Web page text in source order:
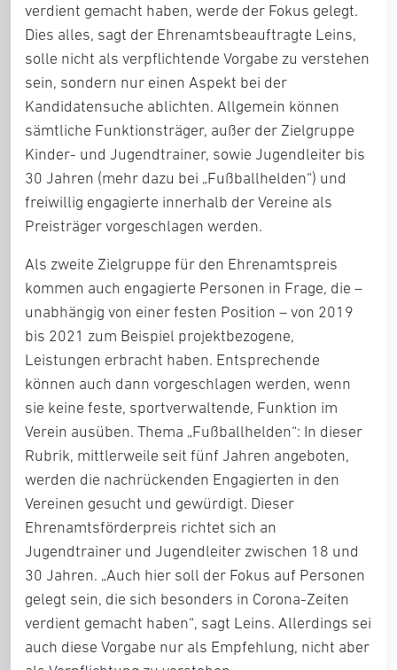
verdient gemacht haben, werde der Fokus gelegt.
Dies alles, sagt der Ehrenamtsbeauftragte Leins,
solle nicht als verpflichtende Vorgabe zu verstehen
sein, sondern nur einen Aspekt bei der
Kandidatensuche ablichten. Allgemein können
sämtliche Funktionsträger, außer der Zielgruppe
Kinder- und Jugendtrainer, sowie Jugendleiter bis
30 Jahren (mehr dazu bei „Fußballhelden“) und
freiwillig engagierte innerhalb der Vereine als
Preisträger vorgeschlagen werden.
Als zweite Zielgruppe für den Ehrenamtspreis
kommen auch engagierte Personen in Frage, die –
unabhängig von einer festen Position – von 2019
bis 2021 zum Beispiel projektbezogene,
Leistungen erbracht haben. Entsprechende
können auch dann vorgeschlagen werden, wenn
sie keine feste, sportverwaltende, Funktion im
Verein ausüben. Thema „Fußballhelden“: In dieser
Rubrik, mittlerweile seit fünf Jahren angeboten,
werden die nachrückenden Engagierten in den
Vereinen gesucht und gewürdigt. Dieser
Ehrenamtsförderpreis richtet sich an
Jugendtrainer und Jugendleiter zwischen 18 und
30 Jahren. „Auch hier soll der Fokus auf Personen
gelegt sein, die sich besonders in Corona-Zeiten
verdient gemacht haben“, sagt Leins. Allerdings sei
auch diese Vorgabe nur als Empfehlung, nicht aber